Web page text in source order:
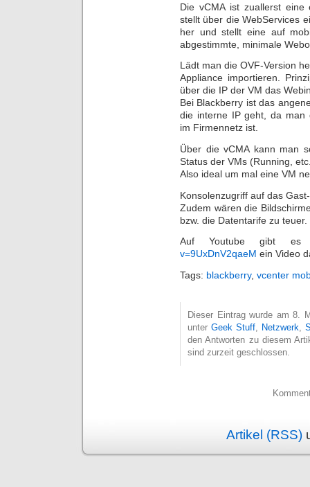
Die vCMA ist zuallerst eine
stellt über die WebServices
her und stellt eine auf
abgestimmte, minimale
Lädt man die OVF-Version
Appliance importieren.
über die IP der VM das
Bei Blackberry ist das
die interne IP geht, da man
im Firmennetz ist.
Über die vCMA kann man
Status der VMs (Running,
Also ideal um mal eine VM
Konsolenzugriff auf das
Zudem wären die
bzw. die Datentarife zu teuer.
Auf Youtube gibt
v=9UxDnV2qaeM ein Video
Tags: blackberry, vcenter
Dieser Eintrag wurde am 8.
unter Geek Stuff, Netzwerk
den Antworten zu diesem
sind zurzeit geschlossen.
Artikel (RSS)